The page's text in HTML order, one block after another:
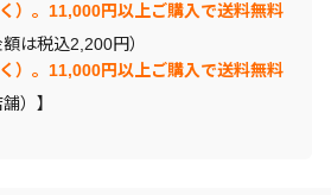
）。11,000円以上ご購入で送料無料
は税込2,200円）
）。11,000円以上ご購入で送料無料
）】